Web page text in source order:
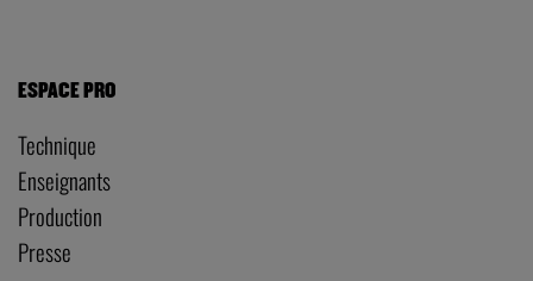
ESPACE PRO
Technique
Enseignants
Production
Presse